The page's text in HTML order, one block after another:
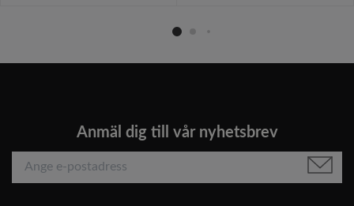
Anmäl dig till vår nyhetsbrev